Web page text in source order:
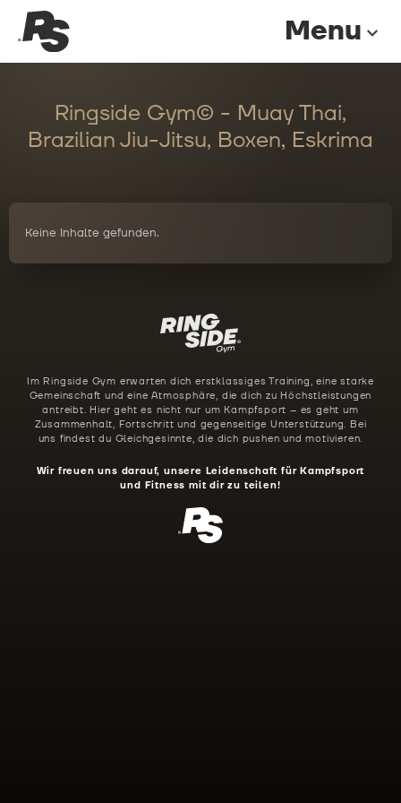
Menu expand_more
Ringside Gym© - Muay Thai,
Brazilian Jiu-Jitsu, Boxen, Eskrima
Keine Inhalte gefunden.
Im Ringside Gym erwarten dich erstklassiges Training, eine starke
Gemeinschaft und eine Atmosphäre, die dich zu Höchstleistungen
antreibt. Hier geht es nicht nur um Kampfsport – es geht um
Zusammenhalt, Fortschritt und gegenseitige Unterstützung. Bei
uns findest du Gleichgesinnte, die dich pushen und motivieren.
Wir freuen uns darauf, unsere Leidenschaft für Kampfsport
und Fitness mit dir zu teilen!